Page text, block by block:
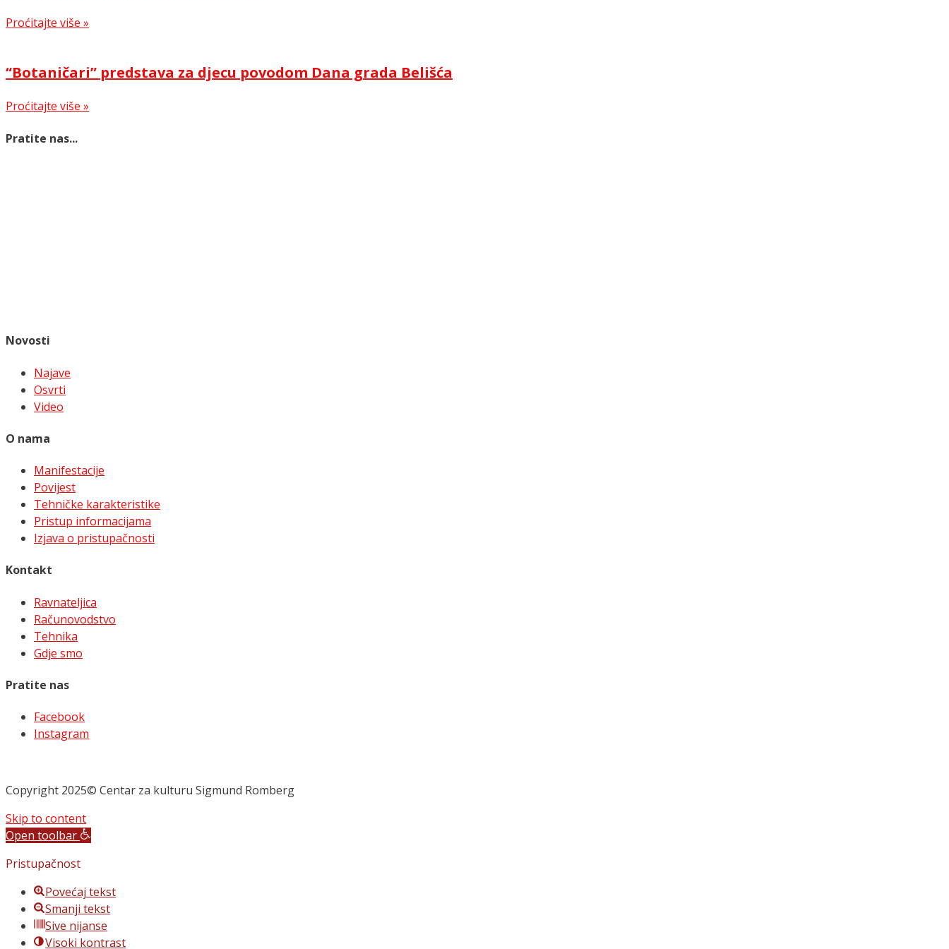
Proćitajte više »
“Botaničari” predstava za djecu povodom Dana grada Belišća
Proćitajte više »
Pratite nas...
Novosti
Najave
Osvrti
Video
O nama
Manifestacije
Povijest
Tehničke karakteristike
Pristup informacijama
Izjava o pristupačnosti
Kontakt
Ravnateljica
Računovodstvo
Tehnika
Gdje smo
Pratite nas
Facebook
Instagram
Copyright 2025© Centar za kulturu Sigmund Romberg
Skip to content
Open toolbar
Pristupačnost
Povećaj tekst
Smanji tekst
Sive nijanse
Visoki kontrast